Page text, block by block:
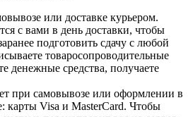
или доставке курьером.
с вами в день доставки, чтобы
подготовить сдачу с любой
товаросопроводительные
денежные средства, получаете
при самовывозе или оформлении в
карты Visa и MasterCard. Чтобы